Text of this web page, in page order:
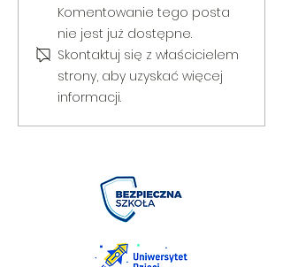
V Gminny Turniej Szachowy o
Puchar Burmistrza Bełżyc
Komentowanie tego posta
nie jest już dostępne.
Skontaktuj się z właścicielem
strony, aby uzyskać więcej
informacji.